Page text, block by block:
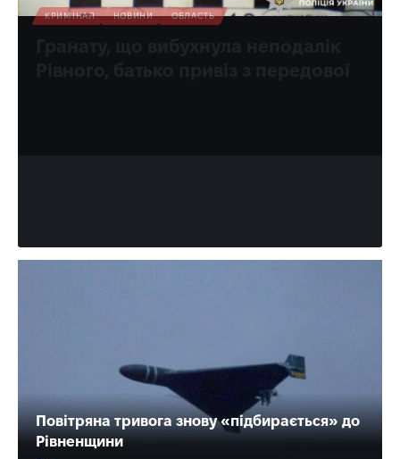
КРИМІНАЛ НОВИНИ ОБЛАСТЬ
Повітряна тривога знову «підбирається» до
Рівненщини